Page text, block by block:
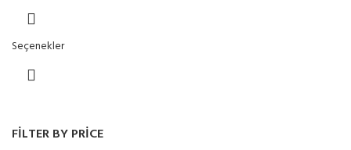
FILTER BY PRICE
Seçenekler